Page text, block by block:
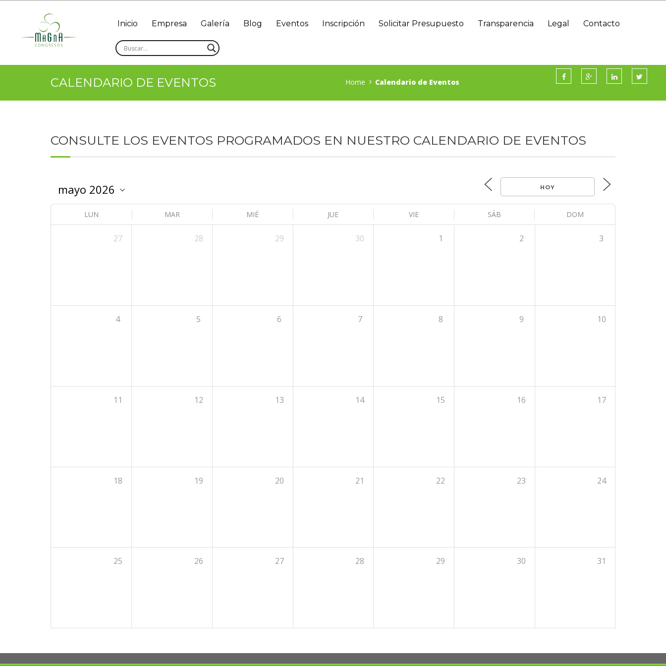
Inicio Empresa Galería Blog Eventos Inscripción Solicitar Presupuesto Transparencia Legal Contacto
CALENDARIO DE EVENTOS Home Calendario de Eventos
CONSULTE LOS EVENTOS PROGRAMADOS EN NUESTRO CALENDARIO DE EVENTOS
HOY
LUN MAR MIÉ JUE VIE SÁB DOM
27 28 29 30 1 2 3
4 5 6 7 8 9 10
11 12 13 14 15 16 17
18 19 20 21 22 23 24
25 26 27 28 29 30 31